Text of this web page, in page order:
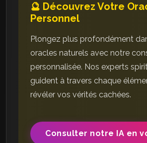
🔮 Découvrez Votre
Personnel
Plongez plus profondément
oracles naturels avec notre
personnalisée. Nos experts
guident à travers chaque
révéler vos vérités cachées.
Consulter notre IA en